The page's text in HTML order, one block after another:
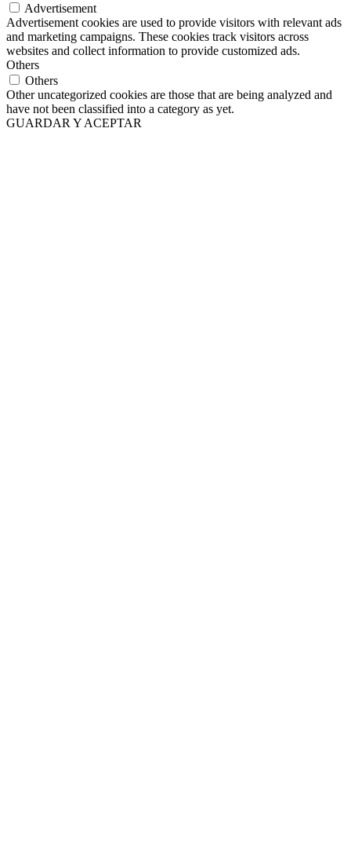
Advertisement
Advertisement cookies are used to provide visitors with relevant ads
and marketing campaigns. These cookies track visitors across
websites and collect information to provide customized ads.
Others
Others
Other uncategorized cookies are those that are being analyzed and
have not been classified into a category as yet.
GUARDAR Y ACEPTAR